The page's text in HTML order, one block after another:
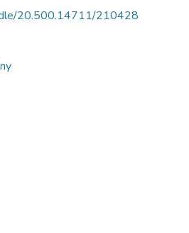
20.500.14711/210428